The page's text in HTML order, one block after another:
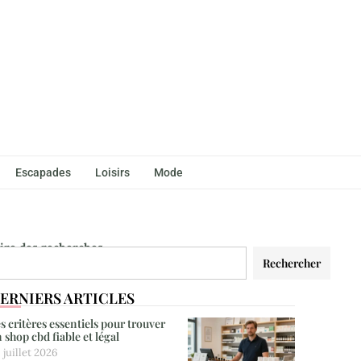
Escapades Loisirs Mode
des recherches
Rechercher
ARTICLES
critères essentiels pour trouver
shop cbd fiable et légal
juillet 2026